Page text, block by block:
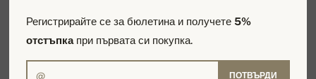
Регистрирайте се за бюлетина и получете5%
отстъпкапри първата си покупка.
ПОТВЪРДИ